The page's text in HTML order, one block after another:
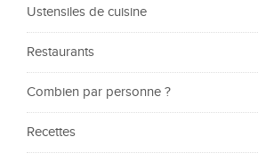
Ustensiles de cuisine
Restaurants
Combien par personne ?
Recettes